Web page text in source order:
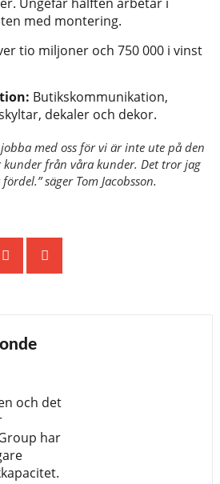
Ungefär hälften arbetar i
med montering.
tio miljoner och 750 000 i vinst
Butikskommunikation,
dekaler och dekor.
med oss för vi är inte ute på den
från våra kunder. Det tror jag
säger Tom Jacobsson.
och det
har